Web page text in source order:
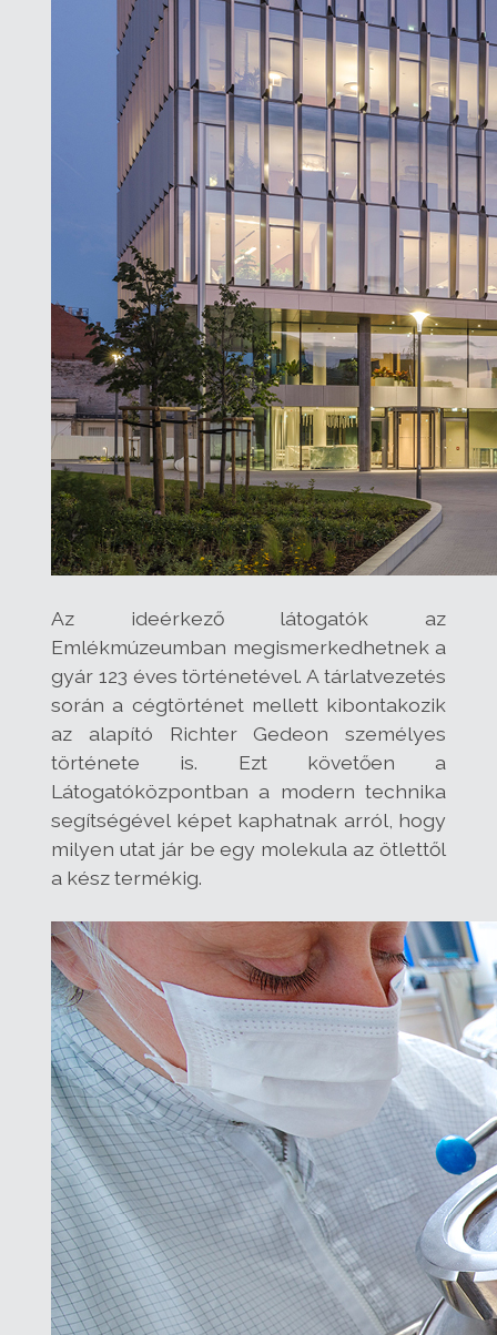
Az ideérkező látogatók az
Emlékmúzeumban megismerkedhetnek a
gyár 123 éves történetével. A tárlatvezetés
során a cégtörténet mellett kibontakozik
az alapító Richter Gedeon személyes
története is. Ezt követően a
Látogatóközpontban a modern technika
segítségével képet kaphatnak arról, hogy
milyen utat jár be egy molekula az ötlettől
a kész termékig.